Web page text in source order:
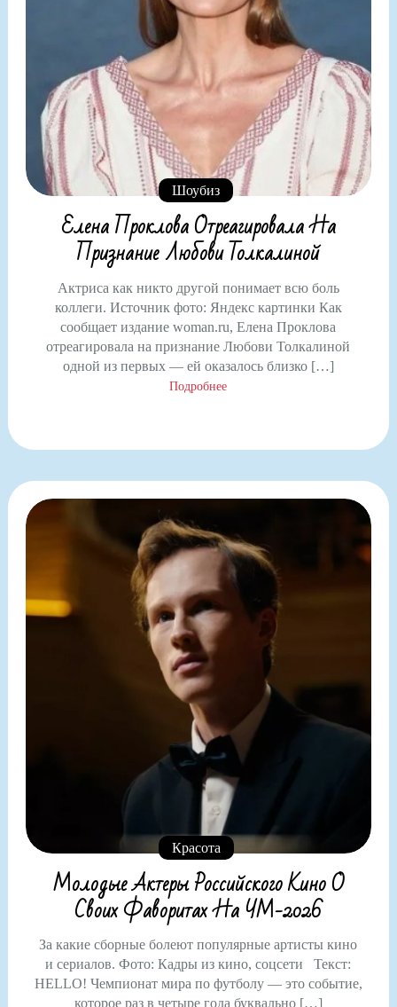
Шоубиз
Елена Проклова Отреагировала На
Признание Любови Толкалиной
Актриса как никто другой понимает всю боль
коллеги. Источник фото: Яндекс картинки Как
сообщает издание woman.ru, Елена Проклова
отреагировала на признание Любови Толкалиной
одной из первых — ей оказалось близко […]
Подробнее
Красота
Молодые Актеры Российского Кино О
Своих Фаворитах На ЧМ-2026
За какие сборные болеют популярные артисты кино
и сериалов. Фото: Кадры из кино, соцсети Текст:
HELLO! Чемпионат мира по футболу — это событие,
которое раз в четыре года буквально […]